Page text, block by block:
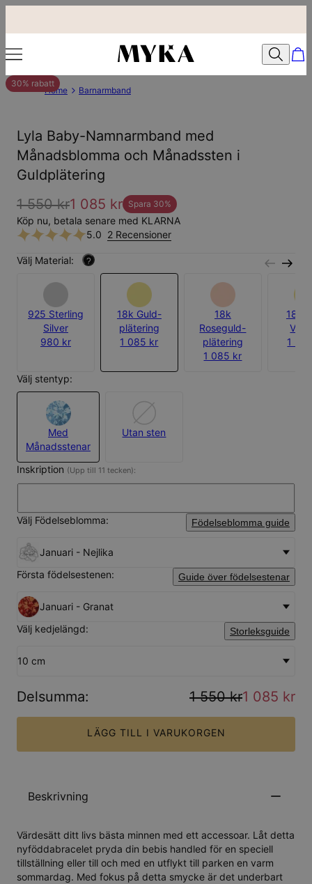
30% rabatt
Home Barnarmband
Lyla Baby-Namnarmband med
Månadsblomma och Månadssten i
Guldplätering
1 550 kr1 085 kr Spara 30%
Köp nu, betala senare med KLARNA
5.0 2 Recensioner
Välj Material: ?
925 Sterling
Silver
980 kr
18k Guld-
plätering
1 085 kr
18k
Roseguld-
plätering
1 085 kr
18k
1
Välj stentyp:
Med
Månadsstenar
Utan sten
Inskription (Upp till 11 tecken):
Välj Födelseblomma: Födelseblomma guide
Januari - Nejlika
Första födelsestenen:
Guide över födelsestenar
Januari - Granat
Välj kedjelängd:
Storleksguide
10 cm
Delsumma: 1 550 kr1 085 kr
LÄGG TILL I VARUKORGEN
Beskrivning
Värdesätt ditt livs bästa minnen med ett accessoar. Låt detta
nyföddabracelet pryda din bebis handled för en speciell
tillställning eller till och med en utflykt till parken en varm
sommardag. Med fokus på detta smycke är det underbart